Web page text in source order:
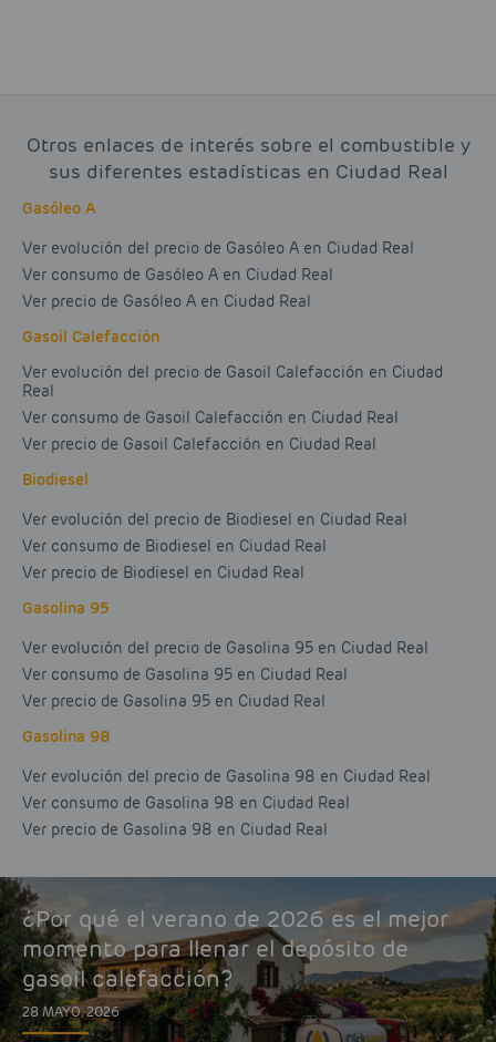
Otros enlaces de interés sobre el combustible y
sus diferentes estadísticas en Ciudad Real
Gasóleo A
Ver evolución del precio de Gasóleo A en Ciudad Real
Ver consumo de Gasóleo A en Ciudad Real
Ver precio de Gasóleo A en Ciudad Real
Gasoil Calefacción
Ver evolución del precio de Gasoil Calefacción en Ciudad
Real
Ver consumo de Gasoil Calefacción en Ciudad Real
Ver precio de Gasoil Calefacción en Ciudad Real
Biodiesel
Ver evolución del precio de Biodiesel en Ciudad Real
Ver consumo de Biodiesel en Ciudad Real
Ver precio de Biodiesel en Ciudad Real
Gasolina 95
Ver evolución del precio de Gasolina 95 en Ciudad Real
Ver consumo de Gasolina 95 en Ciudad Real
Ver precio de Gasolina 95 en Ciudad Real
Gasolina 98
Ver evolución del precio de Gasolina 98 en Ciudad Real
Ver consumo de Gasolina 98 en Ciudad Real
Ver precio de Gasolina 98 en Ciudad Real
¿Por qué el verano de 2026 es el mejor
momento para llenar el depósito de
gasoil calefacción?
28 MAYO, 2026